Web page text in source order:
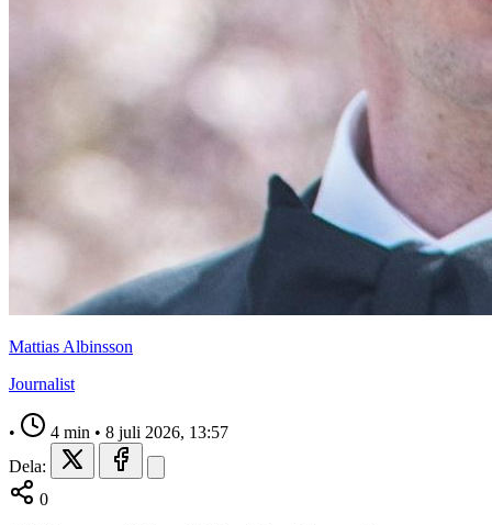
Mattias Albinsson
Journalist
• 4 min • 8 juli 2026, 13:57
Dela:
0